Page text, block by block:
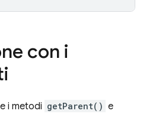
con i
i metodi getParent() e